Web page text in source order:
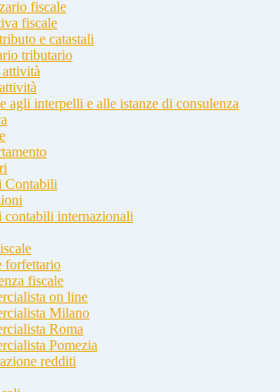
fiscale
fiscale
e catastali
tributario
attività
agli interpelli e alle istanze di consulenza
Contabili
contabili internazionali
forfettario
fiscale
on line
Milano
Roma
Pomezia
redditi